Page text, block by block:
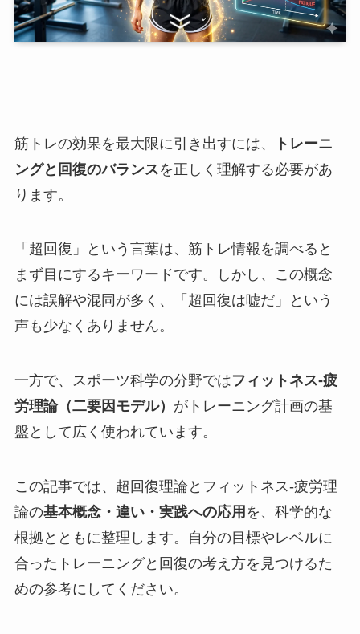
筋トレの効果を最大限に引き出すには、
トレーニ
ングと回復のバランスを正しく理解する必要があ
ります。
「超回復」という言葉は、筋トレ情報を調べると
まず目にするキーワードです。しかし、この概念
には誤解や混同が多く、「超回復は嘘だ」という
声も少なくありません。
一方で、スポーツ科学の分野ではフィットネス-疲
労理論（二要因モデル） がトレーニング計画の基
盤として広く使われています。
この記事では、超回復理論とフィットネス-疲労理
論の基本概念・違い・実践への応用 を、科学的な
根拠とともに整理します。自分の目標やレベルに
合ったトレーニングと回復の考え方を見つけるた
めの参考にしてください。